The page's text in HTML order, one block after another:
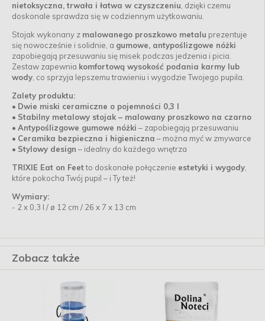
nietoksyczna, trwała i łatwa w czyszczeniu , dzięki czemu
doskonale sprawdza się w codziennym użytkowaniu.
Stojak wykonany z malowanego proszkowo metalu prezentuje
się nowocześnie i solidnie, a gumowe, antypoślizgowe nóżki
zapobiegają przesuwaniu się misek podczas jedzenia i picia.
Zestaw zapewnia komfortową wysokość podania karmy lub
wody , co sprzyja lepszemu trawieniu i wygodzie Twojego pupila.
Zalety produktu:
• Dwie miski ceramiczne o pojemności 0,3 l
• Stabilny metalowy stojak – malowany proszkowo na czarno
• Antypoślizgowe gumowe nóżki – zapobiegają przesuwaniu
• Ceramika bezpieczna i higieniczna – można myć w zmywarce
• Stylowy design – idealny do każdego wnętrza
TRIXIE Eat on Feetto doskonałe połączenie estetyki i wygody
które pokocha Twój pupil – i Ty też!
Wymiary:
- 2 x 0,3 l / ø 12 cm / 26 x 7 x 13 cm
Zobacz także